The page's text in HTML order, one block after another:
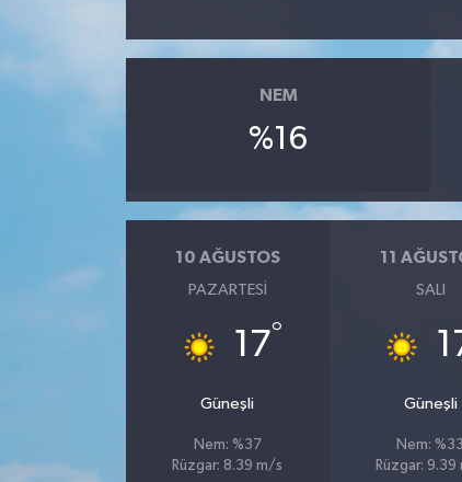
NEM
%16
10 AĞUSTOS
PAZARTESI
17°
Güneşli
Nem: %37
Rüzgar: 8.39 m/s
11
SALI
Güneşli
Nem: %33
Rüzgar: 9.39